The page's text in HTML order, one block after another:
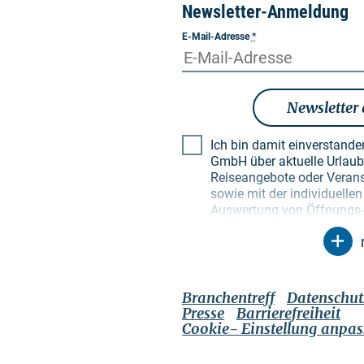
Newsletter-Anmeldung
E-Mail-Adresse*
Ich bin damit
GmbH über aktuelle Urlaubsthemen, besondere
Reiseangebote oder
sowie mit der
Auswertung von
Empfängerprofilen zu
Newsletter. Meine Daten
Zweck genutzt.
Einwilligung jederzeit mit
widerrufen kann. Dies
jeweiligen Newsletter tun
genannten
Branchentreff
Presse
Barrierefreiheit
Cookie- Einstellung